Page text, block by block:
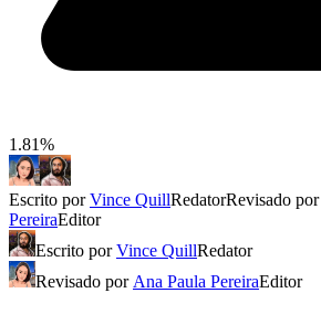
1.81%
Escrito porVince QuillRedatorRevisado por
PereiraEditor
Escrito porVince QuillRedator
Revisado por Ana Paula PereiraEditor